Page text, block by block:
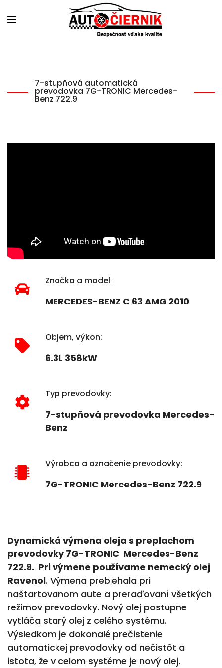
7-stupňová automatická
prevodovka 7G-TRONIC Mercedes-
Benz 722.9
Značka a model:
MERCEDES-BENZ C 63 AMG 2010
Objem, výkon:
6.3L 358kW
Typ prevodovky:
7-stupňová prevodovka Mercedes-
Benz
Výrobca a označenie prevodovky:
7G-TRONIC Mercedes-Benz 722.9
Dynamická výmena oleja s preplachom
prevodovky 7G-TRONIC Mercedes-Benz
722.9. Pri výmene používame nemecký olej
Ravenol. Výmena prebiehala pri
naštartovanom aute a preraďovaní všetkých
režimov prevodovky. Nový olej postupne
vytláča starý olej z celého systému.
Výsledkom je dokonalé prečistenie
automatickej prevodovky od nečistôt a
istota, že v celom systéme je nový olej.